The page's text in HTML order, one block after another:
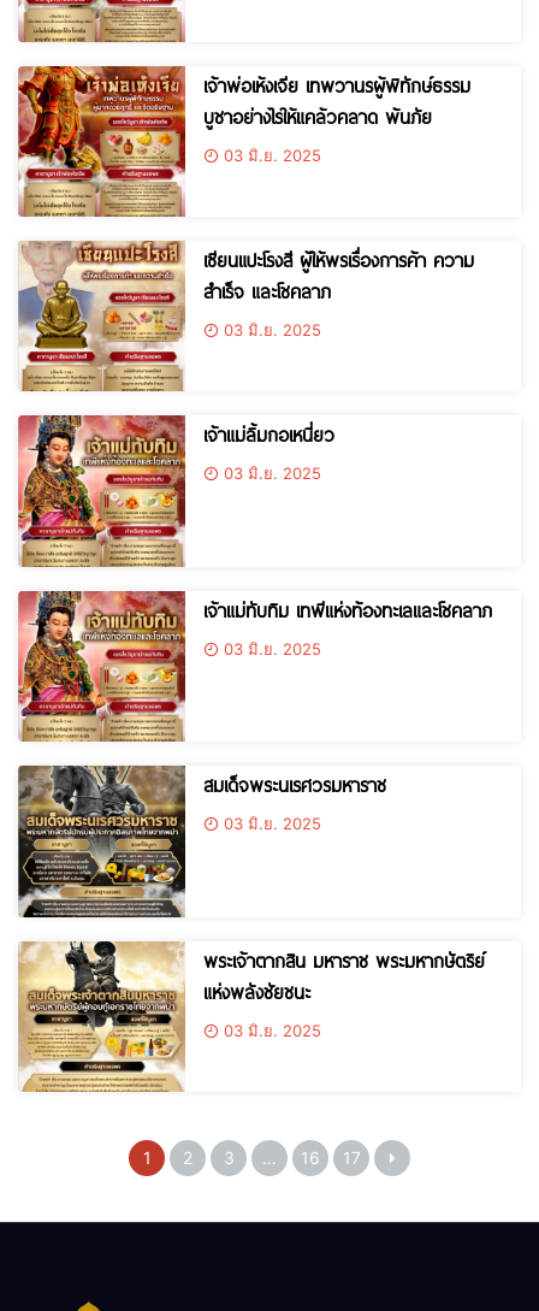
เจ้าพ่อเห้งเจีย เทพวานรผู้พิทักษ์ธรรม
บูชาอย่างไรให้แคล้วคลาด พ้นภัย
03 มิ.ย. 2025
เซียนแปะโรงสี ผู้ให้พรเรื่องการค้า ความ
สำเร็จ และโชคลาภ
03 มิ.ย. 2025
เจ้าแม่ลิ้มกอเหนี่ยว
03 มิ.ย. 2025
เจ้าแม่ทับทิม เทพีแห่งท้องทะเลและโชคลาภ
03 มิ.ย. 2025
สมเด็จพระนเรศวรมหาราช
03 มิ.ย. 2025
พระเจ้าตากสิน มหาราช พระมหากษัตริย์
แห่งพลังชัยชนะ
03 มิ.ย. 2025
1 2 3 … 16 17